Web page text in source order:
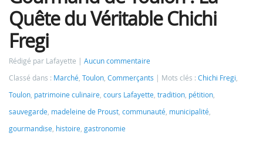
Quête du Véritable Chichi
Fregi
Rédigé par Lafayette
Aucun commentaire
Classé dans : Marché, Toulon, Commerçants Mots clés : Chichi Fregi,
Toulon, patrimoine culinaire, cours Lafayette, tradition, pétition,
sauvegarde, madeleine de Proust, communauté, municipalité,
gourmandise, histoire, gastronomie